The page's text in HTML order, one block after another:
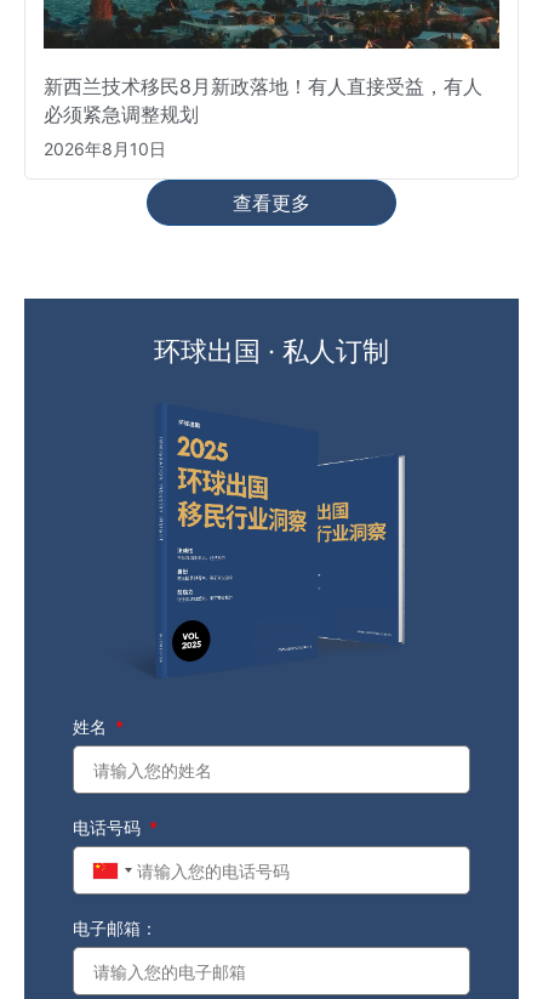
新西兰技术移民8月新政落地！有人直接受益，有人
必须紧急调整规划
2026年8月10日
查看更多
环球出国 · 私人订制
姓名
电话号码
China
电子邮箱：